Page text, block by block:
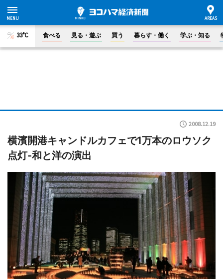
33°C 食べる 見る・遊ぶ 買う 暮らす・働く 学ぶ・知る
2008.12.19
横濱開港キャンドルカフェで1万本のロウソク
点灯-和と洋の演出